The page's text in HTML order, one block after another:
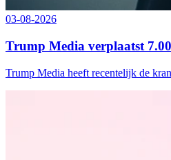
03-08-2026
Trump Media verplaatst
Trump Media heeft recentelijk de